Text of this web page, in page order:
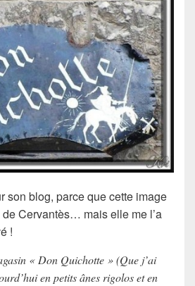
son blog, parce que cette image
Cervantès… mais elle me l’a
!
« Don Quichotte » (Que j’ai
en petits ânes rigolos et en